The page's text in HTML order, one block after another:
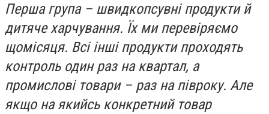
Перша група – швидкопсувні продукти й
дитяче харчування. Їх ми перевіряємо
щомісяця. Всі інші продукти проходять
контроль один раз на квартал, а
промислові товари – раз на півроку. Але
якщо на якийсь конкретний товар